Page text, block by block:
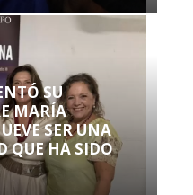
SU
MARÍA
SER UNA
QUE HA SIDO